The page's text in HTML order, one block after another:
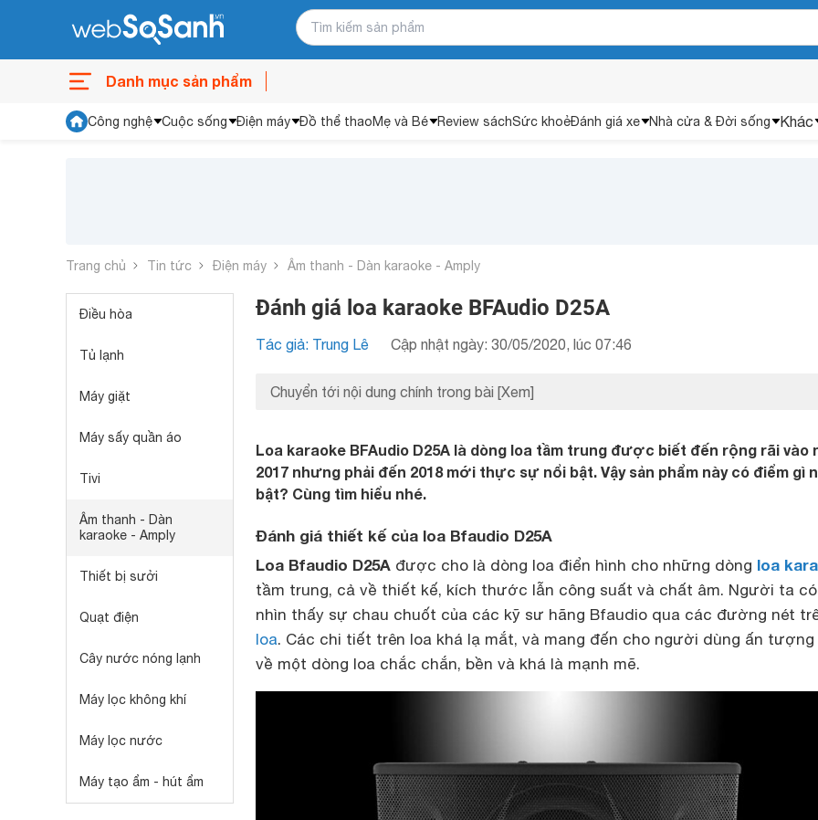
Danh mục sản phẩm
Công nghệ Cuộc sống Điện máy Đồ thể thaoMẹ và Bé Review sáchSức khoẻĐánh giá xe Nhà cửa & Đời sống Khác
Trang chủ Tin tức Điện máy Âm thanh - Dàn karaoke - Amply
Điều hòa
Tủ lạnh
Máy giặt
Máy sấy quần áo
Tivi
Âm thanh - Dàn
karaoke - Amply
Thiết bị sưởi
Quạt điện
Cây nước nóng lạnh
Máy lọc không khí
Máy lọc nước
Máy tạo ẩm - hút ẩm
Đánh giá loa karaoke BFAudio D25A
Tác giả: Trung Lê Cập nhật ngày: 30/05/2020, lúc 07:46
Chuyển tới nội dung chính trong bài [Xem]
Loa karaoke BFAudio D25A là dòng loa tầm trung được biết đến rộng rãi vào
2017 nhưng phải đến 2018 mới thực sự nổi bật. Vậy sản phẩm này có điểm gì
bật? Cùng tìm hiểu nhé.
Đánh giá thiết kế của loa Bfaudio D25A
Loa Bfaudio D25A được cho là dòng loa điển hình cho những dòng loa
tầm trung, cả về thiết kế, kích thước lẫn công suất và chất âm. Người ta
nhìn thấy sự chau chuốt của các kỹ sư hãng Bfaudio qua các đường nét
loa. Các chi tiết trên loa khá lạ mắt, và mang đến cho người dùng ấn
về một dòng loa chắc chắn, bền và khá là mạnh mẽ.